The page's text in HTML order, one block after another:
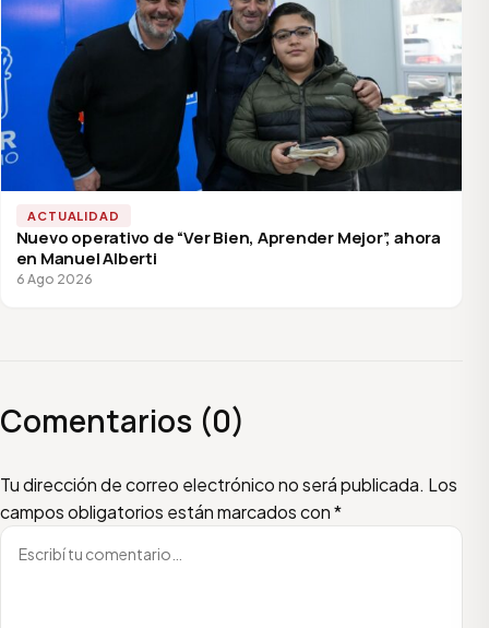
ACTUALIDAD
Nuevo operativo de “Ver Bien, Aprender Mejor”, ahora
en Manuel Alberti
6 Ago 2026
Comentarios (0)
Tu dirección de correo electrónico no será publicada. Los
campos obligatorios están marcados con*
Escribí tu comentario
Nombre
Email